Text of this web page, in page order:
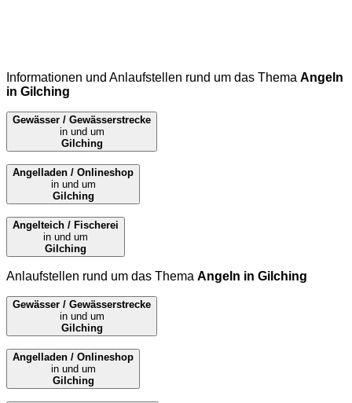
Informationen und Anlaufstellen rund um das Thema Angeln
in Gilching
Gewässer / Gewässerstrecke
in und um
Gilching
Angelladen / Onlineshop
in und um
Gilching
Angelteich / Fischerei
in und um
Gilching
Anlaufstellen rund um das Thema Angeln in Gilching
Gewässer / Gewässerstrecke
in und um
Gilching
Angelladen / Onlineshop
in und um
Gilching